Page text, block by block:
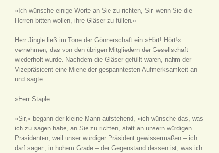
»Ich wünsche einige Worte an Sie zu richten, Sir, wenn Sie die
Herren bitten wollen, ihre Gläser zu füllen.«
Herr Jingle ließ im Tone der Gönnerschaft ein »Hört! Hört!«
vernehmen, das von den übrigen Mitgliedern der Gesellschaft
wiederholt wurde. Nachdem die Gläser gefüllt waren, nahm der
Vizepräsident eine Miene der gespanntesten Aufmerksamkeit an
und sagte:
»Herr Staple.
»Sir,« begann der kleine Mann aufstehend, »ich wünsche das, was
ich zu sagen habe, an Sie zu richten, statt an unsern würdigen
Präsidenten, weil unser würdiger Präsident gewissermaßen – ich
darf sagen, in hohem Grade – der Gegenstand dessen ist, was ich